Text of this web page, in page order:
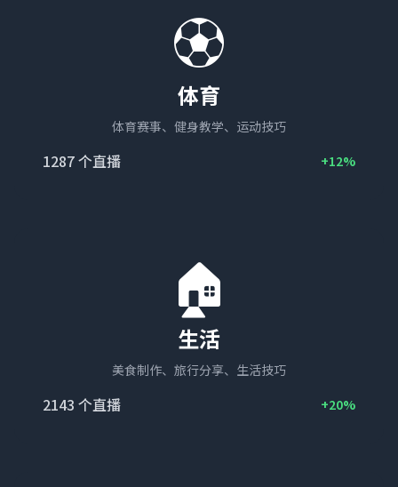
⚽
体育
体育赛事、健身教学、运动技巧
1287个直播 +12%
🏠
生活
美食制作、旅行分享、生活技巧
2143 个直播 +20%